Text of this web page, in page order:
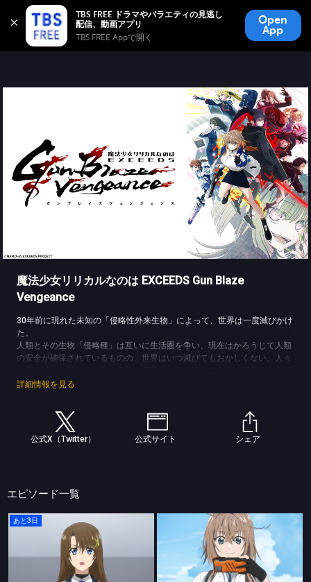
TBS FREE ドラマやバラエティの見逃し
TBS FREE Appで開く
Open
App
TBS FREE
無料見逃し配信
魔法少女リリカルなのは EXCEEDS Gun Blaze
Vengeance
30年前に現れた未知の「侵略性外来生物」によって、世界は一度滅びかけ
た。
人類とその生物「侵略種」は互いに生活圏を争い、現在はかろうじて人類
の安全が確保されているものの、世界はいつ滅びてもおかしくない。人々
いる。そんな世界の中、国連危険生物調査機関「EXCEEDS」は、侵略種
ーの少女・久瀬シイナ。たったひとりの家族である妹セツナと静かに暮ら
すことを望むシイナに訪れる事件とは――？
(C)NANOHA EXCEEDS PROJECT
詳細情報を見る
公式X（Twitter） 公式サイト シェア
エピソード一覧
あと3日
魔法少女リリカルなのは EXCEEDS Gun Blaze Vengeance
#05 遭遇
#01 久瀬シイナ Origin